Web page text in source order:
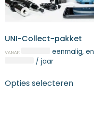
UNI-Collect-pakket
VANAF: eenmalig, en
/ jaar
Opties selecteren